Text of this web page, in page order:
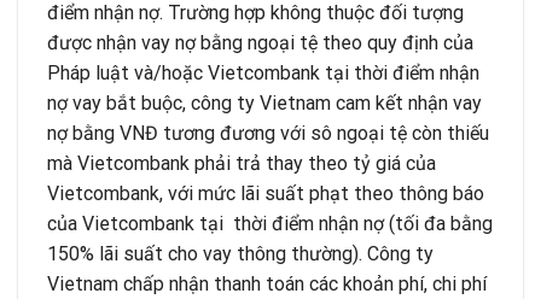
điểm nhận nợ. Trường hợp không thuộc đối tượng
được nhận vay nợ bằng ngoại tệ theo quy định của
Pháp luật và/hoặc Vietcombank tại thời điểm nhận
nợ vay bắt buộc, công ty Vietnam cam kết nhận vay
nợ bằng VNĐ tương đương với sô ngoại tệ còn thiếu
mà Vietcombank phải trả thay theo tỷ giá của
Vietcombank, với mức lãi suất phạt theo thông báo
của Vietcombank tại thời điểm nhận nợ (tối đa bằng
150% lãi suất cho vay thông thường). Công ty
Vietnam chấp nhận thanh toán các khoản phí, chi phí